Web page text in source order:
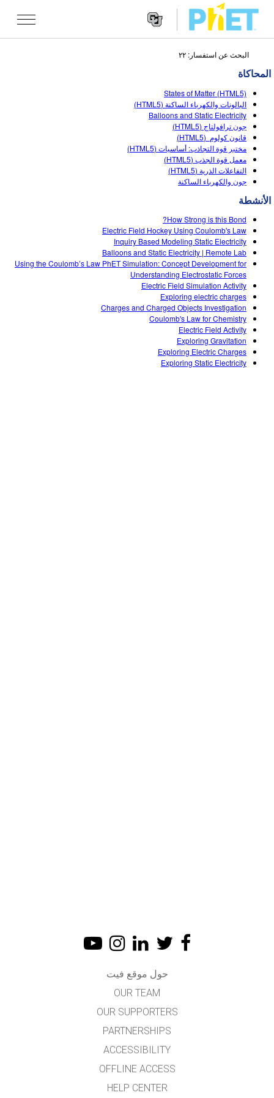
Search
the
PhET
Website
Navigation
تقنيات المحاكاة
All Sims
الفيزياء
الرياضيات
الكيمياء
علم الأرض
علم الأحياء
تقنيات المحاكاة المترجمة
Customizable Sims
STUDIO
About Studio
Customizable Sims
Start a Free Trial
Purchase a License
TEACHING
تصفح
Contribute an Activity
Virtual Workshops
Professional Learning with PhET
Teaching with PhET
البحث
INITIATIVES
PhET Global
Data Fluency
DEIB in STEM Ed
SceneryStack OSE
Impact Report
تسجيل الدخول/ التسجيل
البحث عن استفسار: ٢٢
المحاكاة
States of Matter (HTML5)
البالونات والكهرباء الساكنة (HTML5)
Balloons and Static Electricity
جون ترافولتاج (HTML5)
قانون كولوم (HTML5)
مختبر قوة التجاذب: أساسيات (HTML5)
معمل قوة الجذب (HTML5)
التفاعلات الذرية (HTML5)
جون والكهرباء الساكنة
الأنشطة
How Strong is this Bond?
Electric Field Hockey Using Coulomb's Law
Inquiry Based Modeling Static Electricity
Balloons and Static Electricity | Remote Lab
Using the Coulomb’s Law PhET Simulation: Concept Development for
Understanding Electrostatic Forces
Electric Field Simulation Activity
Exploring electric charges
Charges and Charged Objects Investigation
Coulomb's Law for Chemistry
Electric Field Activity
Exploring Gravitation
Exploring Electric Charges
Exploring Static Electricity
حول موقع فيت
OUR TEAM
OUR SUPPORTERS
PARTNERSHIPS
ACCESSIBILITY
OFFLINE ACCESS
HELP CENTER